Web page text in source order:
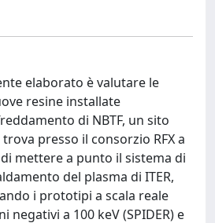
elaborato è valutare le
resine installate
di NBTF, un sito
presso il consorzio RFX a
mettere a punto il sistema di
del plasma di ITER,
i prototipi a scala reale
negativi a 100 keV (SPIDER) e